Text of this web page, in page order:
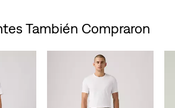
También Compraron